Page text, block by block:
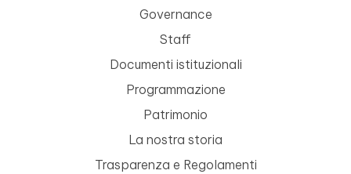
Governance
Staff
Documenti istituzionali
Programmazione
Patrimonio
La nostra storia
Trasparenza e Regolamenti